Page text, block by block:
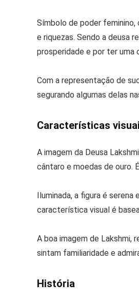
Símbolo de poder feminino,
e riquezas. Sendo a deusa
prosperidade e por ter uma
Com a representação de
segurando algumas delas
Características
A imagem da Deusa
cântaro e moedas de ouro.
Iluminada, a figura é
característica visual é
A boa imagem de Lakshmi,
sintam familiaridade e
História